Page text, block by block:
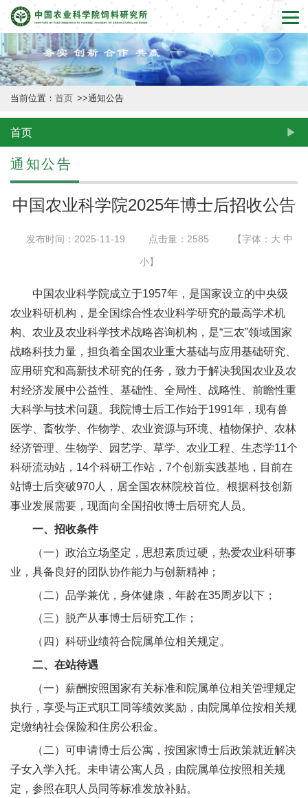
首
页
本
所
概
况
新
团
队
科
技
平
台
转
伍
究
生
当前位置： 首页 >>通知公告
首页
通知公告
中国农业科学院2025年博士后招收公告
发布时间：2025-11-19 点击量： 2585 【字体： 大 中
小】
中国农业科学院成立于1957年，是国家设立的中央级
农业科研机构，是全国综合性农业科学研究的最高学术机
构、农业及农业科学技术战略咨询机构，是“三农”领域国家
战略科技力量，担负着全国农业重大基础与应用基础研究、
应用研究和高新技术研究的任务，致力于解决我国农业及农
村经济发展中公益性、基础性、全局性、战略性、前瞻性重
大科学与技术问题。我院博士后工作始于1991年，现有兽
医学、畜牧学、作物学、农业资源与环境、植物保护、农林
经济管理、生物学、园艺学、草学、农业工程、生态学11个
科研流动站，14个科研工作站，7个创新实践基地，目前在
站博士后突破970人，居全国农林院校首位。根据科技创新
事业发展需要，现面向全国招收博士后研究人员。
一、招收条件
（一）政治立场坚定，思想素质过硬，热爱农业科研事
业，具备良好的团队协作能力与创新精神；
（二）品学兼优，身体健康，年龄在35周岁以下；
（三）脱产从事博士后研究工作；
（四）科研业绩符合院属单位相关规定。
二、在站待遇
（一）薪酬按照国家有关标准和院属单位相关管理规定
执行，享受与正式职工同等绩效奖励，由院属单位按相关规
定缴纳社会保险和住房公积金。
（二）可申请博士后公寓，按国家博士后政策就近解决
子女入学入托。未申请公寓人员，由院属单位按照相关规
定，参照在职人员同等标准发放补贴。